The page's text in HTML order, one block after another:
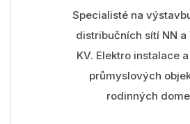
Specialisté na
distribučních sítí NN a
KV. Elektro instalace
průmyslových
rodinných